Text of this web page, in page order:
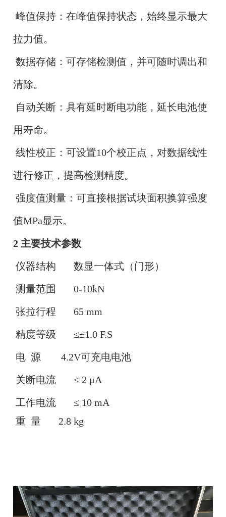
峰值保持：在峰值保持状态，始终显示最大
拉力值。
数据存储：可存储检测值，并可随时调出和
清除。
自动关断：具有延时断电功能，延长电池使
用寿命。
线性校正：可设置10个校正点，对数据线性
进行修正，提高检测精度。
强度值测量：可直接根据试块面积换算强度
值MPa显示。
2 主要技术参数
仪器结构 数显一体式（门形）
测量范围 0-10kN
张拉行程 65 mm
精度等级 ≤±1.0 F.S
电 源 4.2V可充电电池
关断电流 ≤ 2 μA
工作电流 ≤ 10 mA
重 量 2.8 kg